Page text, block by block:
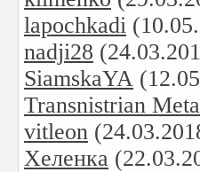
lapochkadi
nadji28
SiamskaYA
Transnistrian
vitleon
Хеленка